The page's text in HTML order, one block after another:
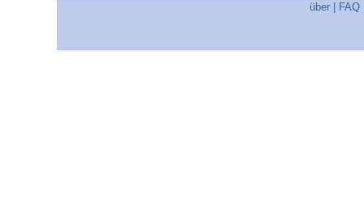
über FAQ